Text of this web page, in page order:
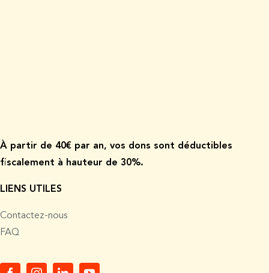
À partir de 40€ par an, vos dons sont déductibles
fiscalement à hauteur de 30%.
LIENS UTILES
Contactez-nous
FAQ